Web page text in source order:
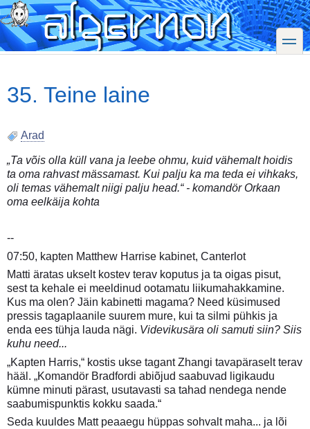
Skip
to
main
content
toggle
35. Teine laine
Arad
„Ta võis olla küll vana ja leebe ohmu, kuid vähemalt hoidis
ta oma rahvast mässamast. Kui palju ka ma teda ei vihkaks,
oli temas vähemalt niigi palju head.“ - komandör Orkaan
oma eelkäija kohta
--
07:50, kapten Matthew Harrise kabinet, Canterlot
Matti äratas ukselt kostev terav koputus ja ta oigas pisut,
sest ta kehale ei meeldinud ootamatu liikumahakkamine.
Kus ma olen? Jäin kabinetti magama? Need küsimused
pressis tagaplaanile suurem mure, kui ta silmi pühkis ja
enda ees tühja lauda nägi. Videvikusära oli samuti siin? Siis
kuhu need...
„Kapten Harris,“ kostis ukse tagant Zhangi tavapäraselt terav
hääl. „Komandör Bradfordi abiõjud saabuvad ligikaudu
kümne minuti pärast, usutavasti sa tahad nendega nende
saabumispunktis kokku saada.“
Seda kuuldes Matt peaaegu hüppas sohvalt maha... ja lõi